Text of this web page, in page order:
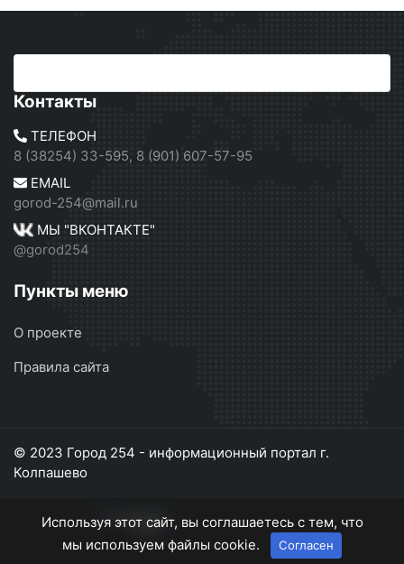
Контакты
ТЕЛЕФОН
8 (38254) 33-595, 8 (901) 607-57-95
EMAIL
gorod-254@mail.ru
МЫ "ВКОНТАКТЕ"
@gorod254
Пункты меню
О проекте
Правила сайта
© 2023 Город 254 - информационный портал г.
Колпашево
Используя этот сайт, вы соглашаетесь с тем, что
мы используем файлы cookie.
Согласен